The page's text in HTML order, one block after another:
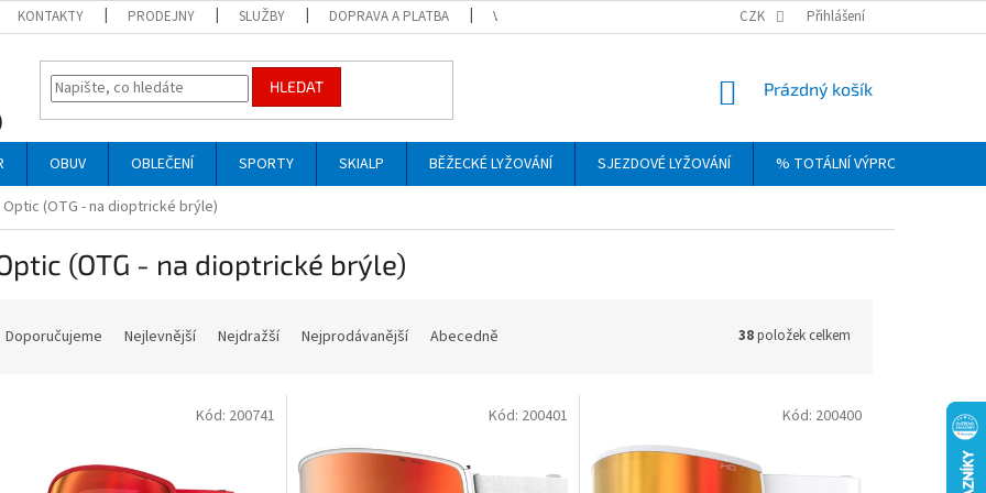
KONTAKTY PRODEJNY SLUŽBY DOPRAVA A PLATBA VRÁCENÍ, VÝMĚNA A REKLAMACE ZBOŽÍ OBCHODNÍ PODMÍNKY
CZK Přihlášení
HLEDAT
NÁKUPNÍ
Prázdný košík
OBUV OBLEČENÍ SPORTY SKIALP BĚŽECKÉ LYŽOVÁNÍ SJEZDOVÉ LYŽOVÁNÍ % TOTÁLNÍ VÝPRODEJ
Optic (OTG - na dioptrické brýle)
(OTG - na dioptrické brýle)
Doporučujeme Nejlevnější Nejdražší Nejprodávanější Abecedně 38položek celkem
Kód: 200741 Kód: 200401 Kód: 200400